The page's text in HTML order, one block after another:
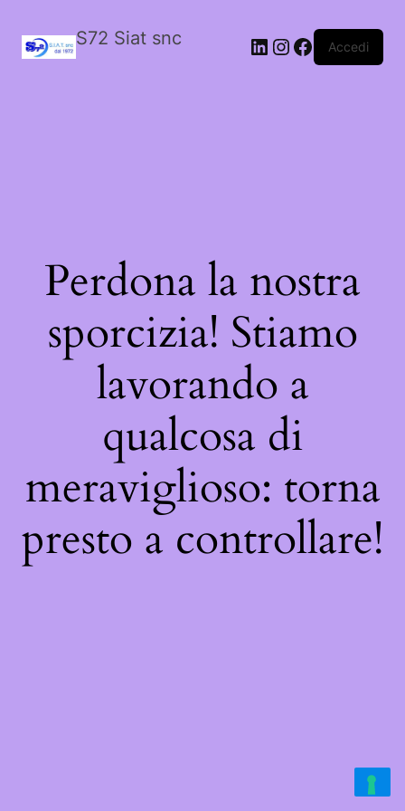
S72 Siat snc LinkedIn
Instagram
Facebook
Accedi
Perdona la nostra
sporcizia! Stiamo
lavorando a
qualcosa di
meraviglioso: torna
presto a controllare!